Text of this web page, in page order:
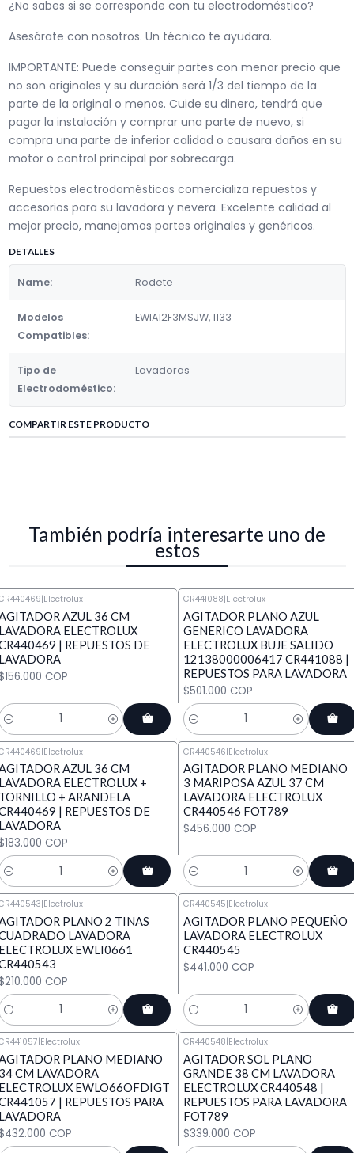
¿No sabes si se corresponde con tu electrodoméstico?
Asesórate con nosotros. Un técnico te ayudara.
IMPORTANTE: Puede conseguir partes con menor precio que
no son originales y su duración será 1/3 del tiempo de la
parte de la original o menos. Cuide su dinero, tendrá que
pagar la instalación y comprar una parte de nuevo, si
compra una parte de inferior calidad o causara daños en su
motor o control principal por sobrecarga.
Repuestos electrodomésticos comercializa repuestos y
accesorios para su lavadora y nevera. Excelente calidad al
mejor precio, manejamos partes originales y genéricos.
DETALLES
Name: Rodete
Modelos
Compatibles:
EWIA12F3MSJW, I133
Tipo de
Electrodoméstico:
Lavadoras
COMPARTIR ESTE PRODUCTO
También podría interesarte uno de
estos
|Electrolux
AZUL 36 CM
ELECTROLUX
| REPUESTOS DE
COP
CR441088|Electrolux
AGITADOR PLANO AZUL
GENERICO LAVADORA
ELECTROLUX BUJE SALIDO
12138000006417 CR441088 |
REPUESTOS PARA LAVADORA
$501.000 COP
Cantidad
|Electrolux
AZUL 36 CM
ELECTROLUX +
+ ARANDELA
| REPUESTOS DE
COP
CR440546|Electrolux
AGITADOR PLANO MEDIANO
3 MARIPOSA AZUL 37 CM
LAVADORA ELECTROLUX
CR440546 FOT789
$456.000 COP
Cantidad
|Electrolux
PLANO 2 TINAS
LAVADORA
EWLI0661
COP
CR440545|Electrolux
AGITADOR PLANO PEQUEÑO
LAVADORA ELECTROLUX
CR440545
$441.000 COP
Cantidad
|Electrolux
PLANO MEDIANO
CM LAVADORA
EWLO66OFDIGT
| REPUESTOS PARA
COP
CR440548|Electrolux
AGITADOR SOL PLANO
GRANDE 38 CM LAVADORA
ELECTROLUX CR440548 |
REPUESTOS PARA LAVADORA
FOT789
$339.000 COP